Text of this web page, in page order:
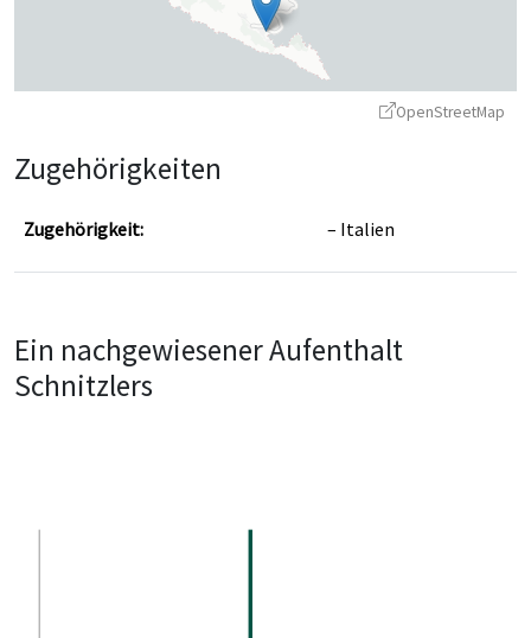
OpenStreetMap
Zugehörigkeiten
Zugehörigkeit: Italien
Ein nachgewiesener Aufenthalt
Schnitzlers